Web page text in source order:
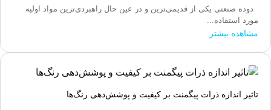
دوده صنعتی یکی از قدیمی‌ترین و در عین حال راهبردی‌ترین مواد اولیه
مورد استفاده...
مشاهده بیشتر
تاثیر اندازه ذرات پیگمنت بر کیفیت و پوشش‌دهی رنگ‌ها